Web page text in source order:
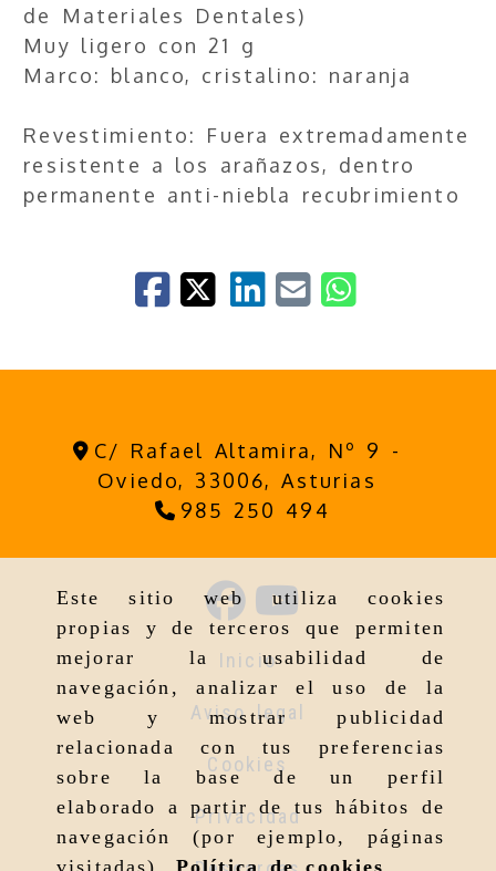
Este sitio web utiliza cookies
propias y de terceros que permiten
mejorar la usabilidad de
navegación, analizar el uso de la
web y mostrar publicidad
relacionada con tus preferencias
sobre la base de un perfil
elaborado a partir de tus hábitos de
navegación (por ejemplo, páginas
de Materiales Dentales)
Muy ligero con 21 g
Marco: blanco, cristalino: naranja
Revestimiento: Fuera extremadamente
resistente a los arañazos, dentro
permanente anti-niebla recubrimiento
C/ Rafael Altamira, Nº 9 -
Oviedo, 33006,Asturias
985 250 494
Inicio
Aviso legal
Cookies
Privacidad